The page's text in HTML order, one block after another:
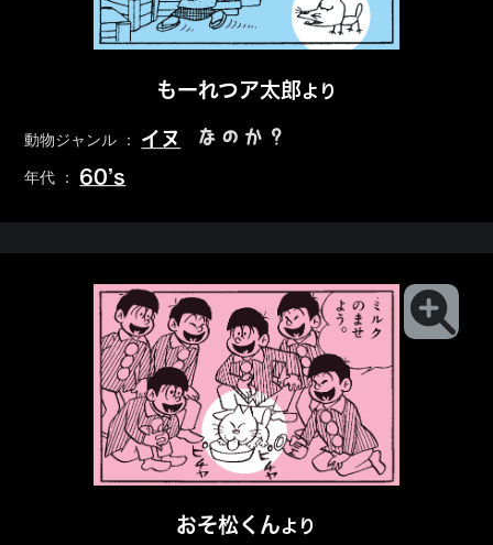
もーれつア太郎より
動物ジャンル ： イヌ なのか？
年代 ： 60’s
おそ松くんより